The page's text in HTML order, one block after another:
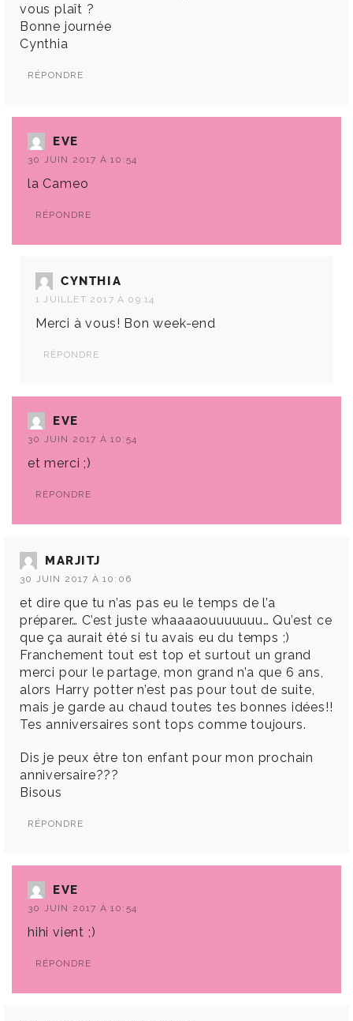
vous plaît ?
Bonne journée
Cynthia
RÉPONDRE
EVE
30 JUIN 2017 À 10:54
la Cameo
RÉPONDRE
CYNTHIA
1 JUILLET 2017 À 09:14
Merci à vous! Bon week-end
RÉPONDRE
EVE
30 JUIN 2017 À 10:54
et merci ;)
RÉPONDRE
MARJITJ
30 JUIN 2017 À 10:06
et dire que tu n’as pas eu le temps de l’a
préparer… C’est juste whaaaaouuuuuuu… Qu’est ce
que ça aurait été si tu avais eu du temps ;)
Franchement tout est top et surtout un grand
merci pour le partage, mon grand n’a que 6 ans,
alors Harry potter n’est pas pour tout de suite,
mais je garde au chaud toutes tes bonnes idées!!
Tes anniversaires sont tops comme toujours.
Dis je peux être ton enfant pour mon prochain
anniversaire???
Bisous
RÉPONDRE
EVE
30 JUIN 2017 À 10:54
hihi vient ;)
RÉPONDRE